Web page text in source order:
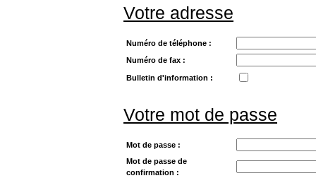
Votre adresse
Numéro de téléphone :
Numéro de fax :
Bulletin d'information :
Votre mot de passe
Mot de passe :
Mot de passe de
confirmation :